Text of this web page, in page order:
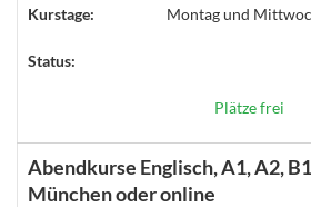
Kurstage: Montag und
Status:
Plätze frei
Abendkurse Englisch, A1, A2,
München oder online